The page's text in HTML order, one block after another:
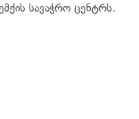
სავაჭრო ცენტრს.